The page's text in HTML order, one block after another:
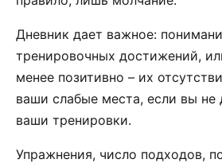
Дневник дает важное:
тренировочных достижений,
менее позитивно – их
ваши слабые места, если вы не
ваши тренировки.
Упражнения, число подходов,